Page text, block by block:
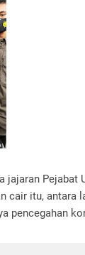
jajaran Pejabat
cair itu, antara
pencegahan